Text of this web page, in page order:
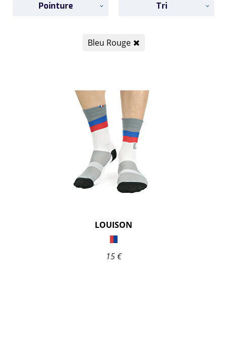
Pointure Tri
Bleu Rouge
LOUISON
15 €